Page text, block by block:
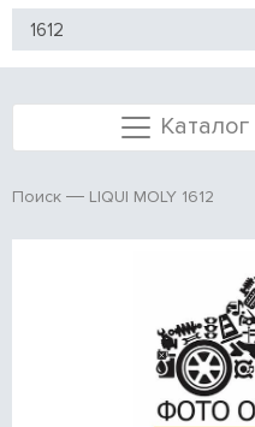
Поиск LIQUI MOLY 1612